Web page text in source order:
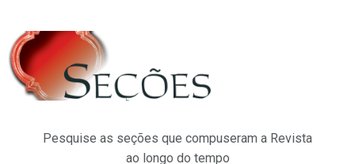
Pesquise as seções que compuseram a Revista
ao longo do tempo